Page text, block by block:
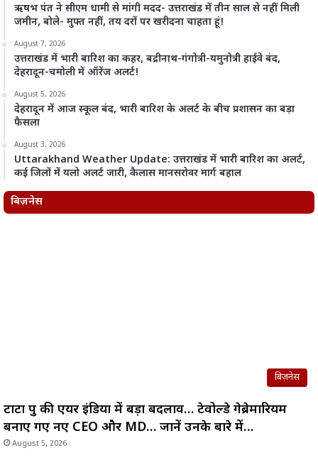
ऋषभ पंत ने सीएम धामी से मांगी मदद- उत्तराखंड में तीन साल से नहीं मिली
जमीन, बोले- मुफ्त नहीं, तय दरों पर खरीदना चाहता हूं!
August 7, 2026
उत्तराखंड में भारी बारिश का कहर, बद्रीनाथ-गंगोत्री-यमुनोत्री हाईवे बंद,
देहरादून-चमोली में ऑरेंज अलर्ट!
August 5, 2026
देहरादून में आज स्कूल बंद, भारी बारिश के अलर्ट के बीच प्रशासन का बड़ा
फैसला
August 3, 2026
Uttarakhand Weather Update: उत्तराखंड में भारी बारिश का अलर्ट,
कई जिलों में यलो अलर्ट जारी, कैलास मानसरोवर मार्ग बहाल
बिज़नेस
बिज़नेस
टाटा ग्रुप की एयर इंडिया में बड़ा बदलाव… टेवोल्डे गेब्रेमारियम
बनाए गए नए CEO और MD… जानें उनके बारे में…
August 5, 2026